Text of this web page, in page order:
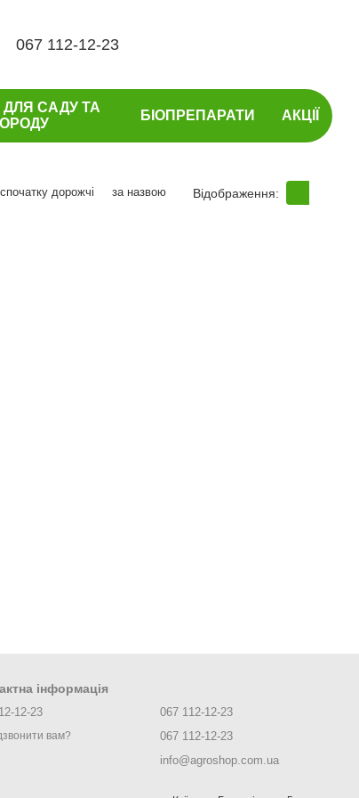
067 112-12-23
САДУ ТА
БІОПРЕПАРАТИ АКЦІЇ
спочатку дорожчі за назвою Відображення:
інформація
12-23
вам?
067 112-12-23
067 112-12-23
info@agroshop.com.ua